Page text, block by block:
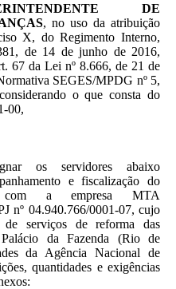
DE
, no uso da atribuição
X, do Regimento Interno,
de 14 de junho de 2016,
67 da Lei nº 8.666, de 21 de
SEGES/MPDG nº 5,
o que consta do
00,
os servidores abaixo
e fiscalização do
com a empresa
MTA
04.940.766/0001-07, cujo
de serviços de reforma das
da Fazenda (Rio de
da Agência Nacional de
quantidades e exigências